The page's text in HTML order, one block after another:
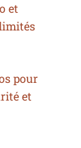
et
pour
et